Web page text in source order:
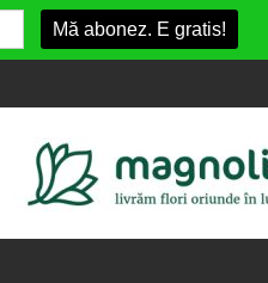
infrastructurii de
Universitatea